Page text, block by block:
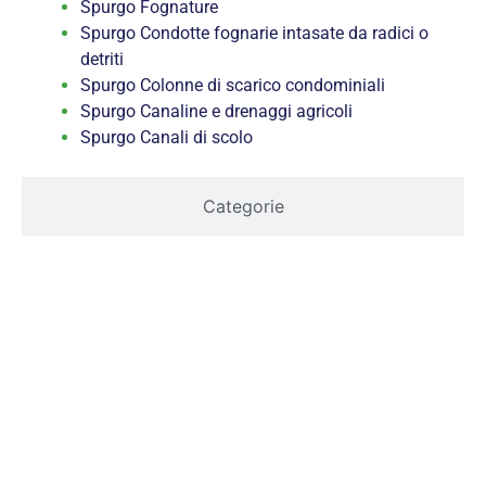
Categorie
Spurgo Fognature
Spurgo Condotte fognarie intasate da radici o
detriti
Spurgo Colonne di scarico condominiali
Spurgo Canaline e drenaggi agricoli
Spurgo Canali di scolo